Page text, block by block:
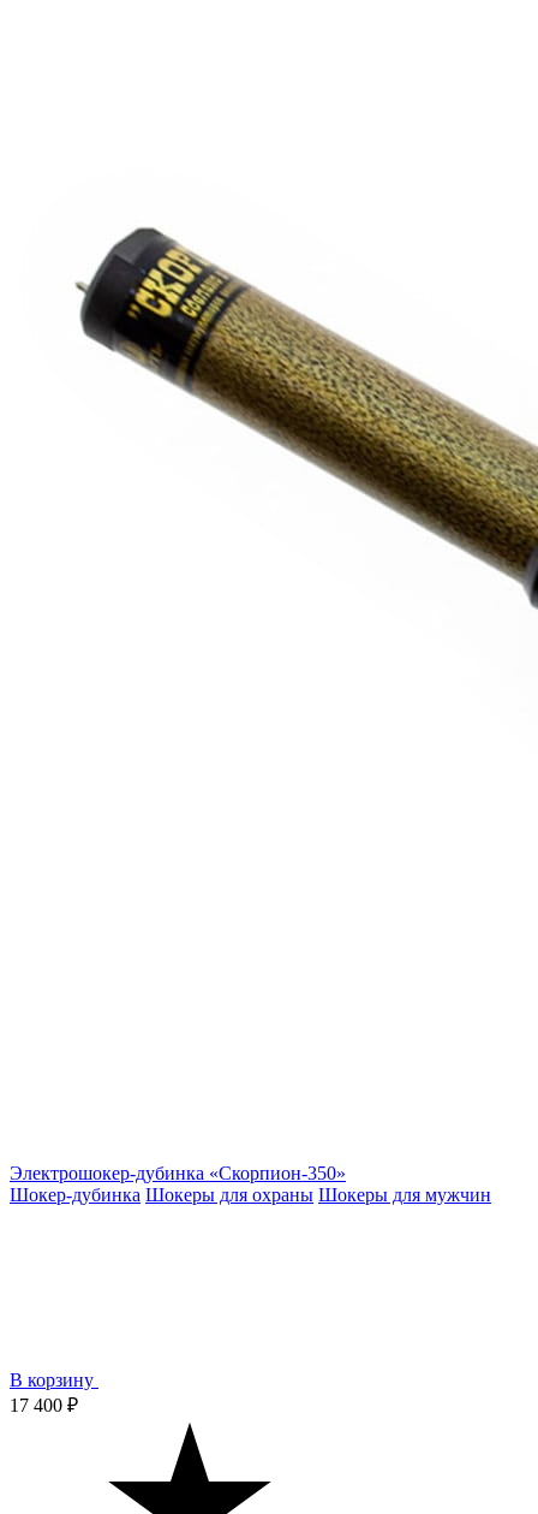
Электрошокер-дубинка «Скорпион-350»
Шокер-дубинка Шокеры для охраны Шокеры для мужчин
В корзину
17 400 ₽